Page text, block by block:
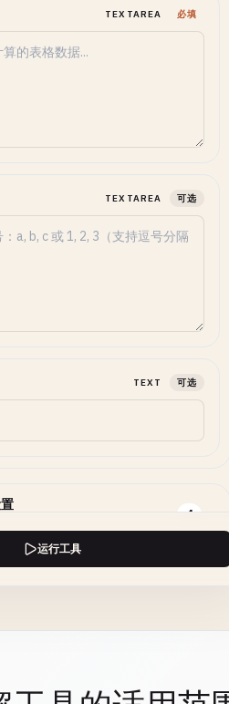
TEXTAREA 必填
TEXTAREA 可选
TEXT 可选
4
SELECT 可选
运行工具